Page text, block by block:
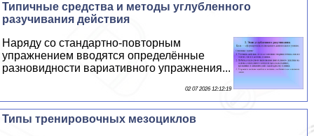
Типичные средства и методы углубленного
разучивания действия
Наряду со стандартно-повторным
упражнением вводятся определённые
разновидности вариативного упражнения...
02 07 2026 12:12:19
Типы тренировочных мезоциклов